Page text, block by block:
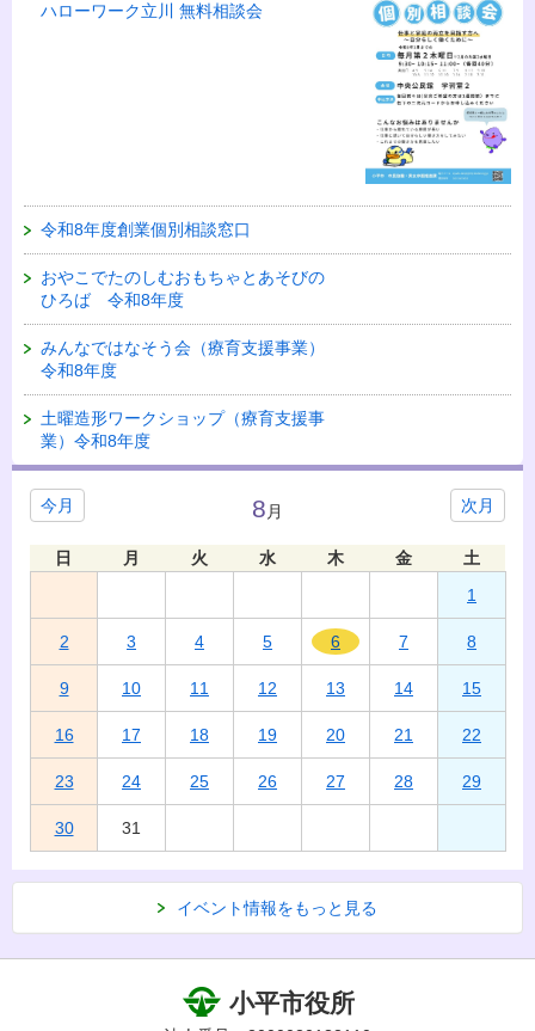
ハローワーク立川 無料相談会
令和8年度創業個別相談窓口
おやこでたのしむおもちゃとあそびの
ひろば 令和8年度
みんなではなそう会（療育支援事業）
令和8年度
土曜造形ワークショップ（療育支援事
業）令和8年度
今月 次月
8 月
日 月 火 水 木 金
土
1
2 3 4 5 6 7 8
9 10 11 12 13 14 15
16 17 18 19 20 21 22
23 24 25 26 27 28 29
30 31
イベント情報をもっと見る
小平市役所